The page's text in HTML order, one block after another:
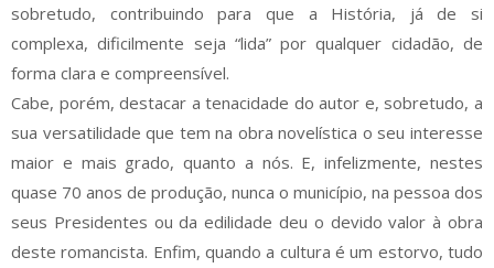
sobretudo, contribuindo para que a História, já de si
complexa, dificilmente seja “lida” por qualquer cidadão, de
forma clara e compreensível.
Cabe, porém, destacar a tenacidade do autor e, sobretudo, a
sua versatilidade que tem na obra novelística o seu interesse
maior e mais grado, quanto a nós. E, infelizmente, nestes
quase 70 anos de produção, nunca o município, na pessoa dos
seus Presidentes ou da edilidade deu o devido valor à obra
deste romancista. Enfim, quando a cultura é um estorvo, tudo